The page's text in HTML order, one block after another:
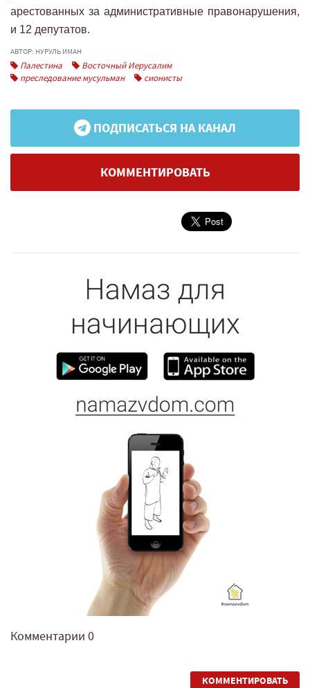
арестованных за административные правонарушения,
и 12 депутатов.
АВТОР: НУРУЛЬ ИМАН
Палестина
Восточный Иерусалим
преследование мусульман
сионисты
ПОДПИСАТЬСЯ НА КАНАЛ
КОММЕНТИРОВАТЬ
Комментарии 0
КОММЕНТИРОВАТЬ